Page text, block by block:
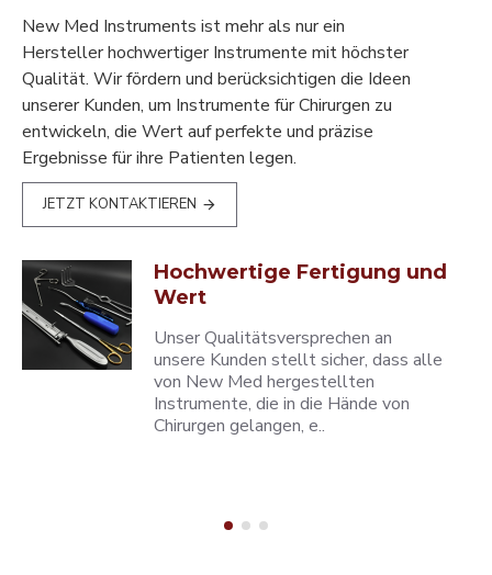
New Med Instruments ist mehr als nur ein
Hersteller hochwertiger Instrumente mit höchster
Qualität. Wir fördern und berücksichtigen die Ideen
unserer Kunden, um Instrumente für Chirurgen zu
entwickeln, die Wert auf perfekte und präzise
Ergebnisse für ihre Patienten legen.
JETZT KONTAKTIEREN
Hochwertige Fertigung und
Wert
Unser Qualitätsversprechen an
unsere Kunden stellt sicher, dass alle
von New Med hergestellten
Instrumente, die in die Hände von
Chirurgen gelangen, e..